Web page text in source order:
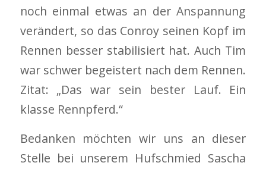
noch einmal etwas an der Anspannung
verändert, so das Conroy seinen Kopf im
Rennen besser stabilisiert hat. Auch Tim
war schwer begeistert nach dem Rennen.
Zitat: „Das war sein bester Lauf. Ein
klasse Rennpferd.“
Bedanken möchten wir uns an dieser
Stelle bei unserem Hufschmied Sascha